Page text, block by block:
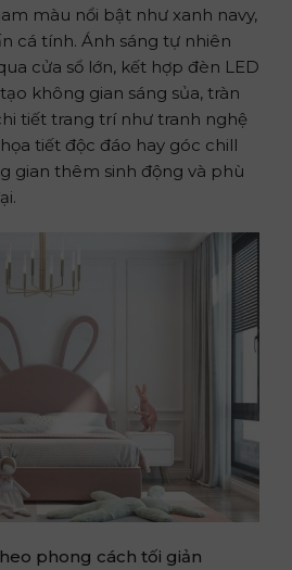
màu nổi bật như xanh navy,
cá tính. Ánh sáng tự nhiên
cửa sổ lớn, kết hợp đèn LED
không gian sáng sủa, tràn
tiết trang trí như tranh nghệ
tiết độc đáo hay góc chill
gian thêm sinh động và phù
phong cách tối giản